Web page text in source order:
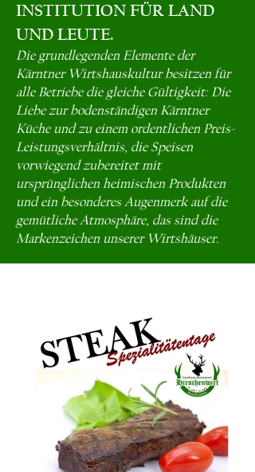
INSTITUTION FÜR LAND
UND LEUTE.
Die grundlegenden Elemente der
Kärntner Wirtshauskultur besitzen für
alle Betriebe die gleiche Gültigkeit: Die
Liebe zur bodenständigen Kärntner
Küche und zu einem ordentlichen Preis-
Leistungsverhältnis, die Speisen
vorwiegend zubereitet mit
ursprünglichen heimischen Produkten
und ein besonderes Augenmerk auf die
gemütliche Atmosphäre, das sind die
Markenzeichen unserer Wirtshäuser.